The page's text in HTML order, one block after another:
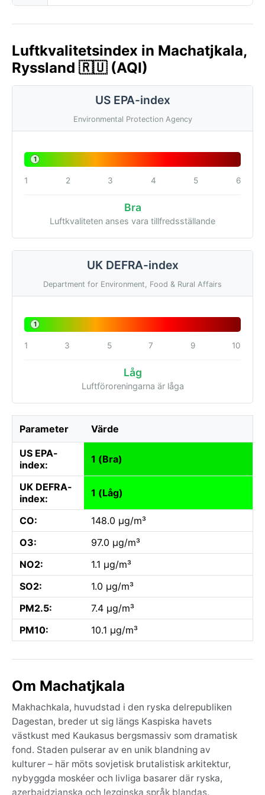
Luftkvalitetsindex in Machatjkala,
Ryssland 🇷🇺 (AQI)
US EPA-index
Environmental Protection Agency
1
1 2 3 4 5 6
Bra
Luftkvaliteten anses vara tillfredsställande
UK DEFRA-index
Department for Environment, Food & Rural Affairs
1
1 3 5 7 9 10
Låg
Luftföroreningarna är låga
Parameter Värde
US EPA-
index:
1 (Bra)
UK DEFRA-
index:
1 (Låg)
CO:
148.0 µg/m³
O3:
97.0 µg/m³
NO2:
1.1 µg/m³
SO2:
1.0 µg/m³
PM2.5:
7.4 µg/m³
PM10:
10.1 µg/m³
Om Machatjkala
Makhachkala, huvudstad i den ryska delrepubliken
Dagestan, breder ut sig längs Kaspiska havets
västkust med Kaukasus bergsmassiv som dramatisk
fond. Staden pulserar av en unik blandning av
kulturer – här möts sovjetisk brutalistisk arkitektur,
nybyggda moskéer och livliga basarer där ryska,
azerbajdzjanska och lezginska språk blandas.